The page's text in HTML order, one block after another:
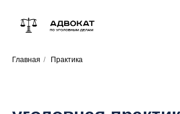
Главная / Практика